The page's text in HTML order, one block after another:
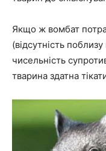
Якщо ж вомбат
(відсутність
чисельність
тварина здатна